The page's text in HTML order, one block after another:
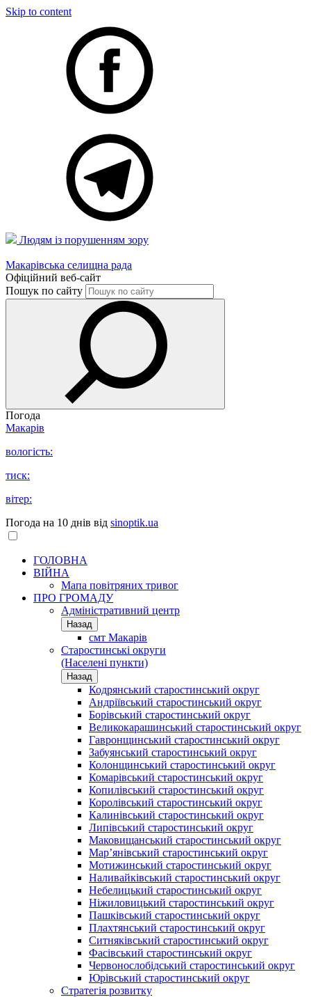
Skip to content
Людям із порушенням зору
Макарівська селищна рада
Офіційний веб-сайт
Пошук по сайту
Погода
Макарів
вологість:
тиск:
вітер:
Погода на 10 днів від sinoptik.ua
ГОЛОВНА
ВІЙНА
Мапа повітряних тривог
ПРО ГРОМАДУ
Aдміністративний центр
Назад
смт Макарів
Старостинські округи
(Населені пункти)
Назад
Кодрянський старостинський округ
Андріївський старостинський округ
Борівський старостинський округ
Великокарашинський старостинський округ
Гавронщинський старостинський округ
Забуянський старостинський округ
Колонщинський старостинський округ
Комарівський старостинський округ
Копилівський старостинський округ
Королівський старостинський округ
Калинівський старостинський округ
Липівський старостинський округ
Маковищанський старостинський округ
Мар’янівський старостинський округ
Мотижинський старостинський округ
Наливайківський старостинський округ
Небелицький старостинський округ
Ніжиловицький старостинський округ
Пашківський старостинський округ
Плахтянський старостинський округ
Ситняківський старостинський округ
Фасівський старостинський округ
Червонослобідський старостинський округ
Юрівський старостинський округ
Стратегія розвитку